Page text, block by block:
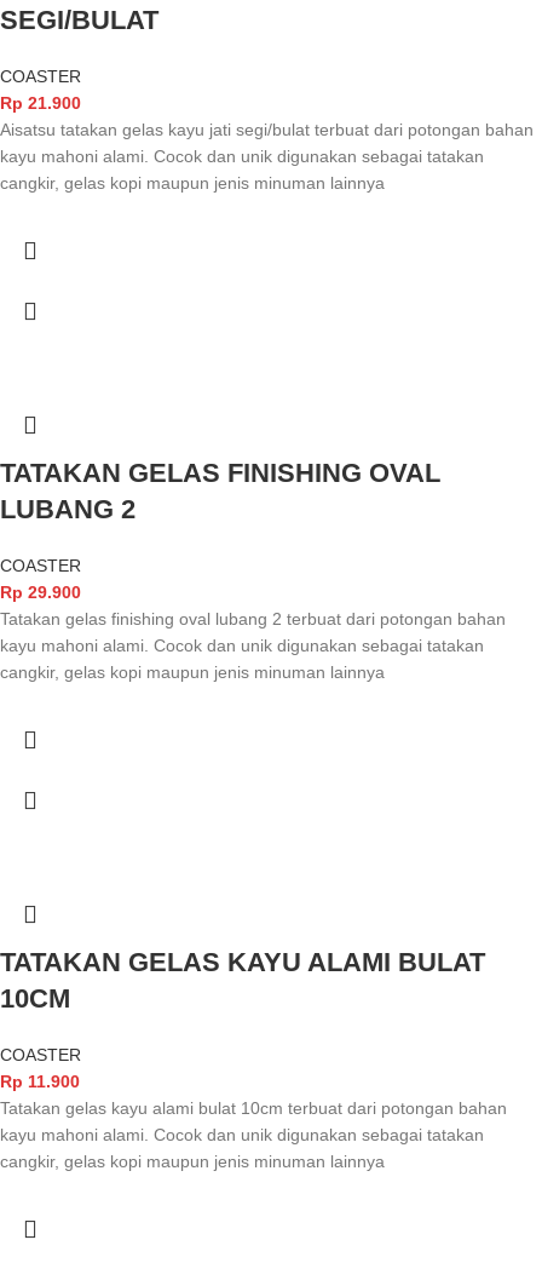
SEGI/BULAT
COASTER
Rp 21.900
Aisatsu tatakan gelas kayu jati segi/bulat terbuat dari potongan bahan
kayu mahoni alami. Cocok dan unik digunakan sebagai tatakan
cangkir, gelas kopi maupun jenis minuman lainnya
TATAKAN GELAS FINISHING OVAL
LUBANG 2
COASTER
Rp 29.900
Tatakan gelas finishing oval lubang 2 terbuat dari potongan bahan
kayu mahoni alami. Cocok dan unik digunakan sebagai tatakan
cangkir, gelas kopi maupun jenis minuman lainnya
TATAKAN GELAS KAYU ALAMI BULAT
10CM
COASTER
Rp 11.900
Tatakan gelas kayu alami bulat 10cm terbuat dari potongan bahan
kayu mahoni alami. Cocok dan unik digunakan sebagai tatakan
cangkir, gelas kopi maupun jenis minuman lainnya